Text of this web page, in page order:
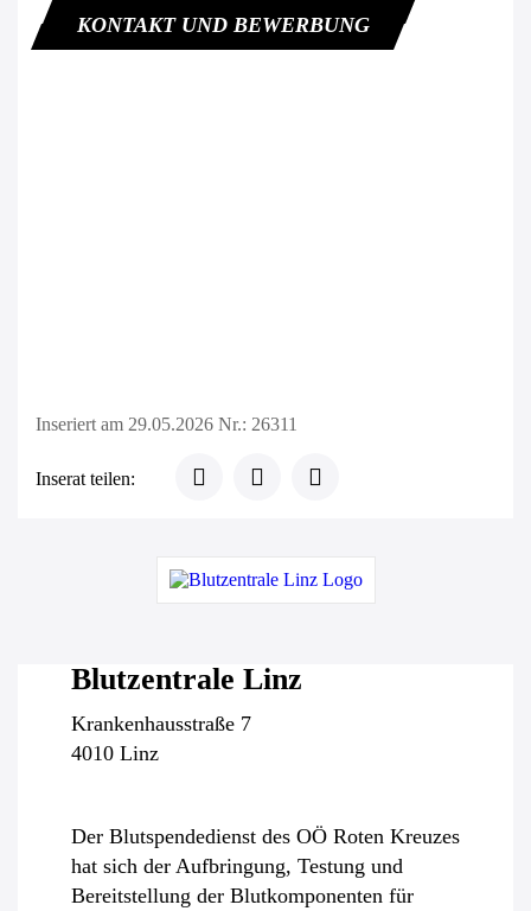
KONTAKT UND BEWERBUNG
Inseriert am 29.05.2026 Nr.: 26311
Inserat teilen:
Blutzentrale Linz
Krankenhausstraße 7
4010 Linz
Der Blutspendedienst des OÖ Roten Kreuzes
hat sich der Aufbringung, Testung und
Bereitstellung der Blutkomponenten für